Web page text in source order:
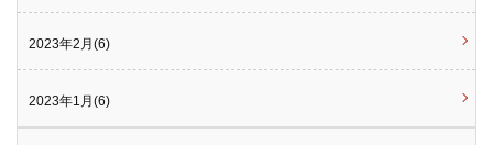
2023年2月(6)
2023年1月(6)